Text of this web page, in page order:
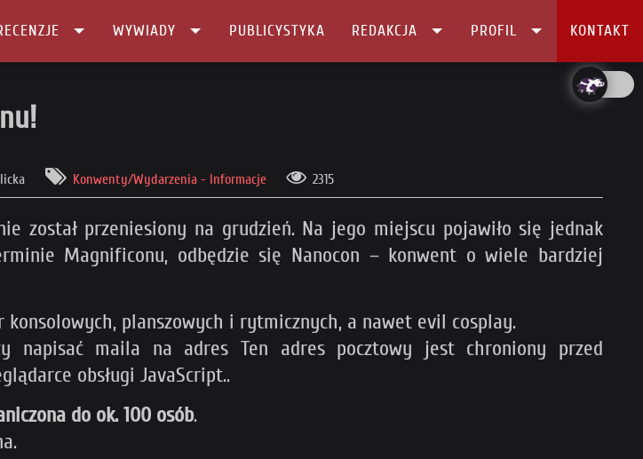
WYWIADY PUBLICYSTYKA REDAKCJA PROFIL KONTAKT
Konwenty/Wydarzenia - Informacje 2315
został przeniesiony na grudzień. Na jego miejscu pojawiło się jednak
Magnificonu, odbędzie się Nanocon – konwent o wiele bardziej
planszowych i rytmicznych, a nawet evil cosplay.
napisać maila na adres Ten adres pocztowy jest chroniony przed
obsługi JavaScript..
do ok. 100 osób.